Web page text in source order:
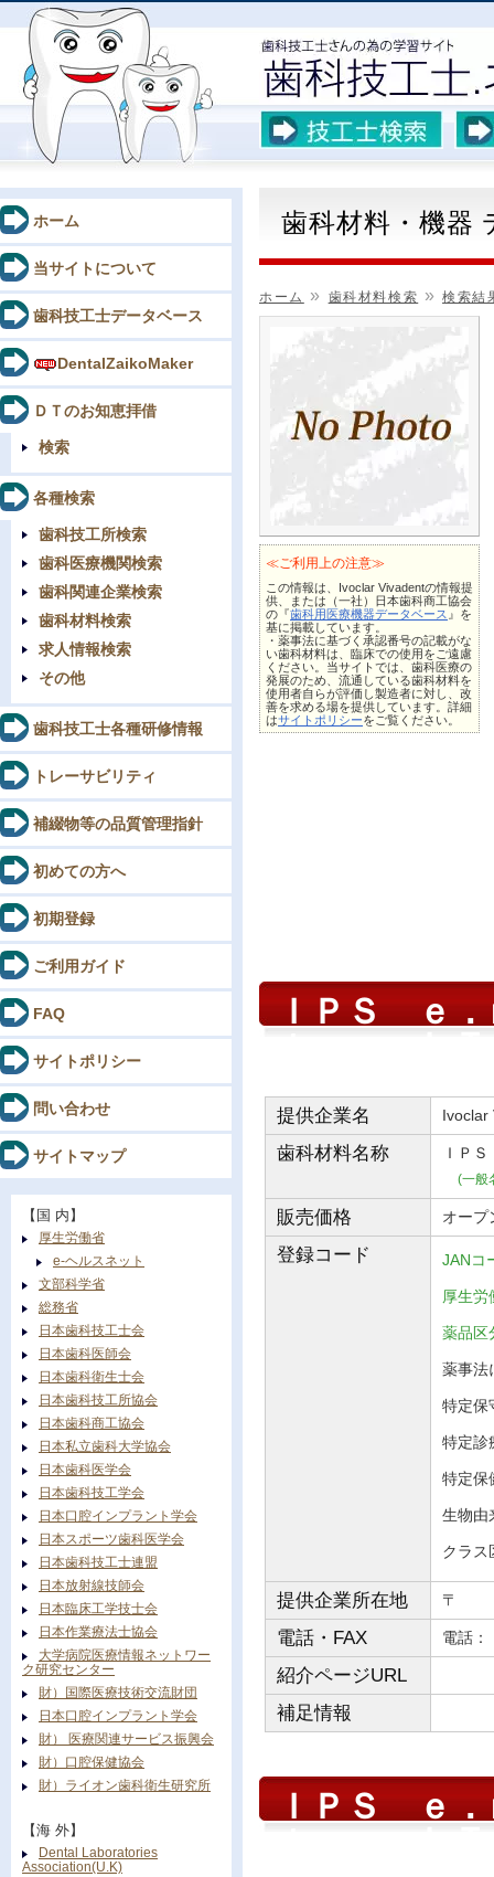
歯科材料・機器
ホーム » 歯科材料検索 »検索結
≪ご利用上の注意≫
この情報は、Ivoclar Vivadentの情報提
供、または（一社）日本歯科商工協会
の『歯科用医療機器データベース 』を
基に掲載しています。
・薬事法に基づく承認番号の記載がな
い歯科材料は、臨床での使用をご遠慮
ください。当サイトでは、歯科医療の
発展のため、流通している歯科材料を
使用者自らが評価し製造者に対し、改
善を求める場を提供しています。詳細
はサイトポリシーをご覧ください。
ＩＰＳ ｅ
提供企業名 Ivoclar
歯科材料名称 ＩＰ
(一般
販売価格 オープ
登録コード JANコ
厚生
薬品
薬事
特定
特定
特定
生物
クラ
提供企業所在地 〒
電話・FAX 電
紹介ページURL
補足情報
ＩＰＳ ｅ
ホーム
当サイトについて
歯科技工士データベース
DentalZaikoMaker
ＤＴのお知恵拝借
検索
各種検索
歯科技工所検索
歯科医療機関検索
歯科関連企業検索
歯科材料検索
求人情報検索
その他
歯科技工士各種研修情報
トレーサビリティ
補綴物等の品質管理指針
初めての方へ
初期登録
ご利用ガイド
FAQ
サイトポリシー
問い合わせ
サイトマップ
【国 内】
厚生労働省
e-ヘルスネット
文部科学省
総務省
日本歯科技工士会
日本歯科医師会
日本歯科衛生士会
日本歯科技工所協会
日本歯科商工協会
日本私立歯科大学協会
日本歯科医学会
日本歯科技工学会
日本口腔インプラント学会
日本スポーツ歯科医学会
日本歯科技工士連盟
日本放射線技師会
日本臨床工学技士会
日本作業療法士協会
大学病院医療情報ネットワー
ク研究センター
財）国際医療技術交流財団
日本口腔インプラント学会
財） 医療関連サービス振興会
財）口腔保健協会
財）ライオン歯科衛生研究所
【海 外】
Dental Laboratories
Association(U.K)